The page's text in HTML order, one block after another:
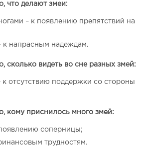
что делают змеи:
– к появлению препятствий на
к напрасным надеждам.
сколько видеть во сне разных змей:
к отсутствию поддержки со стороны
кому приснилось много змей:
соперницы;
трудностям.